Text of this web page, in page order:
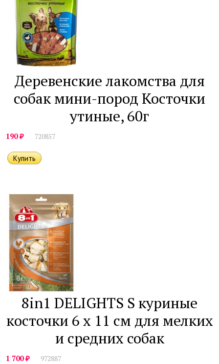
Деревенские лакомства для
собак мини-пород Косточки
утиные, 60г
190₽ 720857
8in1 DELIGHTS S куриные
косточки 6 х 11 см для мелких
и средних собак
1 700₽ 972887